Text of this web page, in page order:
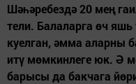
Шәһәребездә 20 мең
тели. Балаларга өч
куелган, әмма аларны
итү мөмкинлеге юк. Ә
барысы да бакчага